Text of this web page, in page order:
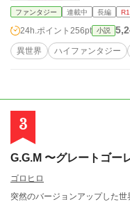
ファンタジー 連載中 長編
24h.ポイント 256pt 小説
異世界 ハイファンタジー
3
G.G.M 〜グレートゴー
ゴロヒロ
突然のバージョンアップした